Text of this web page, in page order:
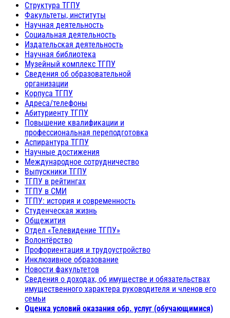
Структура ТГПУ
Факультеты, институты
Научная деятельность
Социальная деятельность
Издательская деятельность
Научная библиотека
Музейный комплекс ТГПУ
Сведения об образовательной
организации
Корпуса ТГПУ
Адреса/телефоны
Абитуриенту ТГПУ
Повышение квалификации и
профессиональная переподготовка
Аспирантура ТГПУ
Научные достижения
Международное сотрудничество
Выпускники ТГПУ
ТГПУ в рейтингах
ТГПУ в СМИ
ТГПУ: история и современность
Студенческая жизнь
Общежития
Отдел «Телевидение ТГПУ»
Волонтёрство
Профориентация и трудоустройство
Инклюзивное образование
Новости факультетов
Сведения о доходах, об имуществе и обязательствах
имущественного характера руководителя и членов его
семьи
Оценка условий оказания обр. услуг (обучающимися)